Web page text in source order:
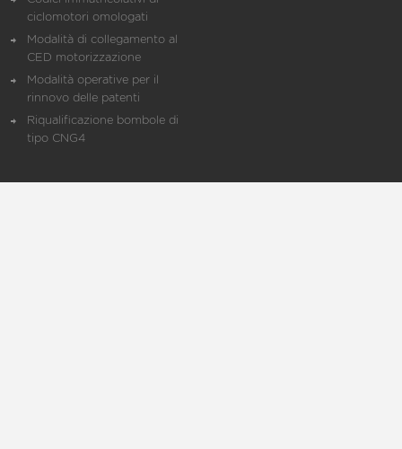
ciclomotori omologati
Modalità di collegamento al
CED motorizzazione
Modalità operative per il
rinnovo delle patenti
Riqualificazione bombole di
tipo CNG4